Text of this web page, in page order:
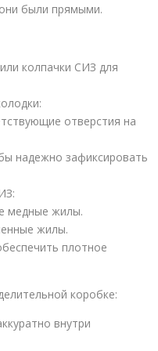
были прямыми.
колпачки СИЗ для
отверстия на
надежно зафиксировать
медные жилы.
жилы.
плотное
коробке:
внутри